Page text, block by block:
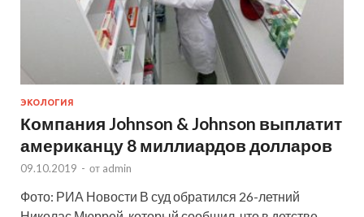
ЭКОЛОГИЯ
Компания Johnson & Johnson выплатит
американцу 8 миллиардов долларов
09.10.2019 - от admin
Фото: РИА Новости В суд обратился 26-летний